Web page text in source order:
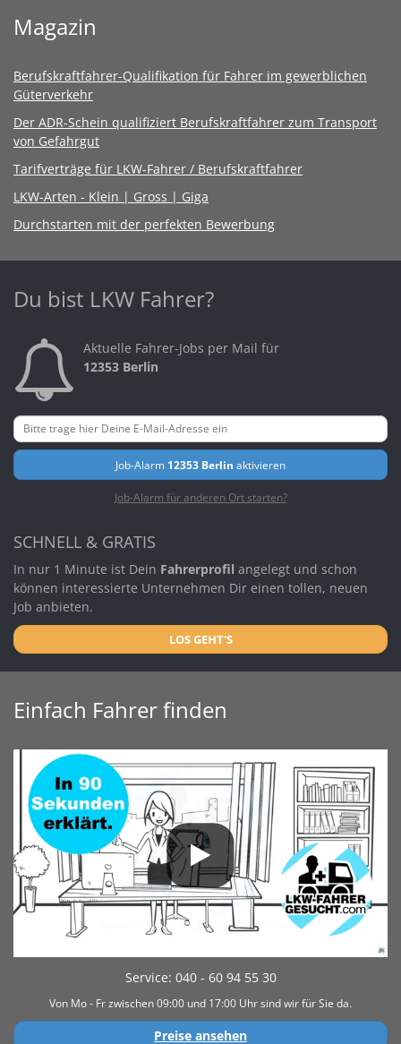
Magazin
Berufskraftfahrer-Qualifikation für Fahrer im gewerblichen
Güterverkehr
Der ADR-Schein qualifiziert Berufskraftfahrer zum Transport
von Gefahrgut
Tarifverträge für LKW-Fahrer / Berufskraftfahrer
LKW-Arten - Klein | Gross | Giga
Durchstarten mit der perfekten Bewerbung
Du bist LKW Fahrer?
Aktuelle Fahrer-Jobs per Mail für
12353 Berlin
Job-Alarm 12353 Berlin aktivieren
Job-Alarm für anderen Ort starten?
SCHNELL & GRATIS
In nur 1 Minute ist Dein Fahrerprofil angelegt und schon
können interessierte Unternehmen Dir einen tollen, neuen
Job anbieten.
LOS GEHT'S
Einfach Fahrer finden
Service: 040 - 60 94 55 30
Von Mo - Fr zwischen 09:00 und 17:00 Uhr sind wir für Sie da.
Preise ansehen